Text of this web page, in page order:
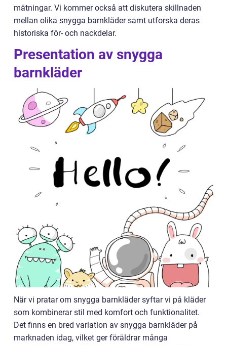
mätningar. Vi kommer också att diskutera skillnaden
mellan olika snygga barnkläder samt utforska deras
historiska för- och nackdelar.
Presentation av snygga
barnkläder
När vi pratar om snygga barnkläder syftar vi på kläder
som kombinerar stil med komfort och funktionalitet.
Det finns en bred variation av snygga barnkläder på
marknaden idag, vilket ger föräldrar många